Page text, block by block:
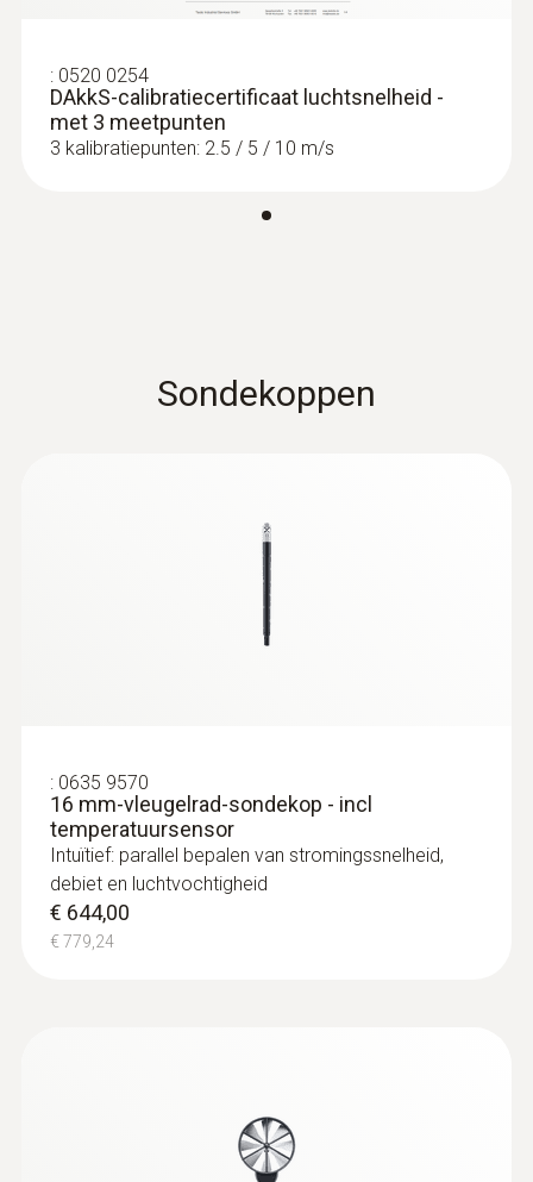
: 0520 0254
DAkkS-calibratiecertificaat luchtsnelheid -
met 3 meetpunten
3 kalibratiepunten: 2.5 / 5 / 10 m/s
Sondekoppen
: 0635 9570
16 mm-vleugelrad-sondekop - incl
temperatuursensor
Intuïtief: parallel bepalen van stromingssnelheid,
debiet en luchtvochtigheid
€ 644,00
€ 779,24